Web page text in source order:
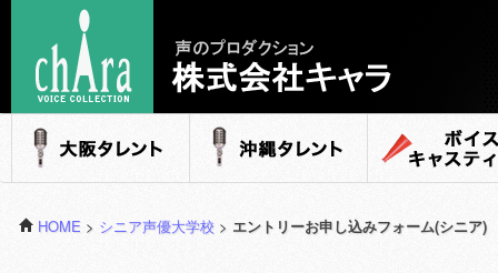
声のプロダクション - 株式会社キャラ
大阪タレント 沖縄タレント ボイスキャステ
HOME > シニア声優大学校 > エントリーお申し込みフォーム(シニア)